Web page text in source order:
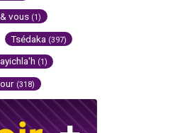
vous (1)
Tsédaka (397)
(1)
(318)